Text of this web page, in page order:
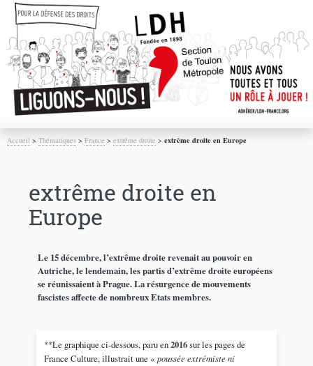
Accueil >Thématiques >France >extrême droite >extrême droite en Europe
extrême droite en
Europe
Le 15 décembre, l’extrême droite revenait au pouvoir en
Autriche, le lendemain, les partis d’extrême droite européens
se réunissaient à Prague. La résurgence de mouvements
fascistes affecte de nombreux Etats membres.
**Le graphique ci-dessous, paru en2016sur les pages de
France Culture, illustrait une « poussée extrémiste ni